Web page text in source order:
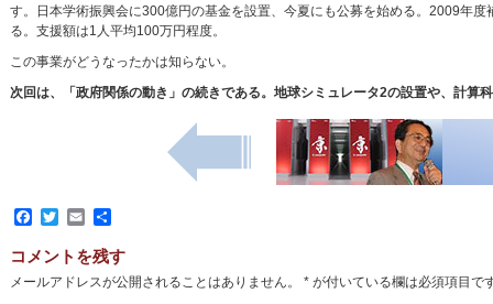
す。日本学術振興会に300億円の基金を設置、今夏にも公募を始める。2009年
る。支援額は1人平均100万円程度。
この事業がどうなったかは知らない。
次回は、「政府関係の動き」の続きである。地球シミュレータ2の設置や、計算
Facebook
TwitterEmail
共
コメントを残す
メールアドレスが公開されることはありません。 *が付いている欄は必須項目で